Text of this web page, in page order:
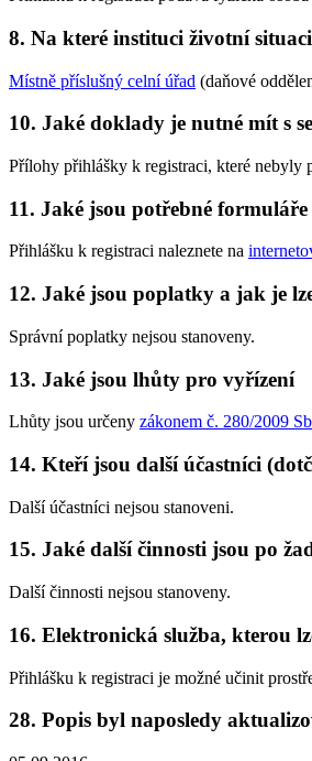
8. Na které instituci životní
Místně příslušný celní úřad (daňové
10. Jaké doklady je nutné mít s
Přílohy přihlášky k registraci, které nebyly
11. Jaké jsou potřebné
Přihlášku k registraci naleznete na
12. Jaké jsou poplatky a jak je
Správní poplatky nejsou stanoveny.
13. Jaké jsou lhůty pro vyřízení
Lhůty jsou určeny zákonem č. 280/2009
14. Kteří jsou další účastníci
Další účastníci nejsou stanoveni.
15. Jaké další činnosti jsou po
Další činnosti nejsou stanoveny.
16. Elektronická služba, kterou
Přihlášku k registraci je možné učinit
28. Popis byl naposledy